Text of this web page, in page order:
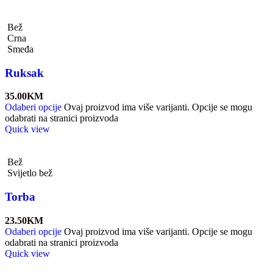
Bež
Crna
Smeđa
Ruksak
35.00KM
Odaberi opcije Ovaj proizvod ima više varijanti. Opcije se mogu
odabrati na stranici proizvoda
Quick view
Bež
Svijetlo bež
Torba
23.50KM
Odaberi opcije Ovaj proizvod ima više varijanti. Opcije se mogu
odabrati na stranici proizvoda
Quick view